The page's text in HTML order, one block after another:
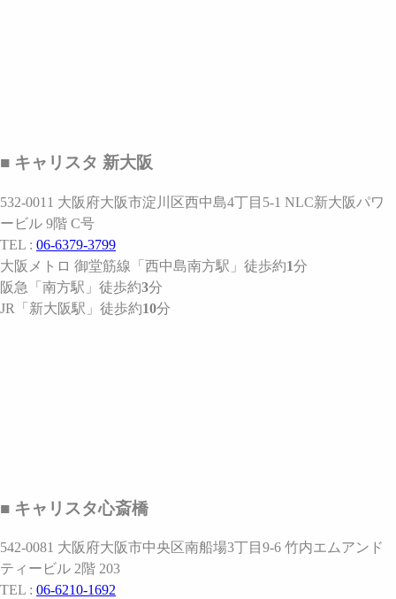
■ キャリスタ 新大阪
532-0011 大阪府大阪市淀川区西中島4丁目5-1 NLC新大阪パワ
ービル 9階 C号
TEL : 06-6379-3799
大阪メトロ 御堂筋線 「西中島南方駅」 徒歩約1分
阪急
「南方駅」 徒歩約3分
JR
「新大阪駅」 徒歩約10分
■ キャリスタ心斎橋
542-0081 大阪府大阪市中央区南船場3丁目9-6 竹内エムアンド
ティービル 2階 203
TEL : 06-6210-1692